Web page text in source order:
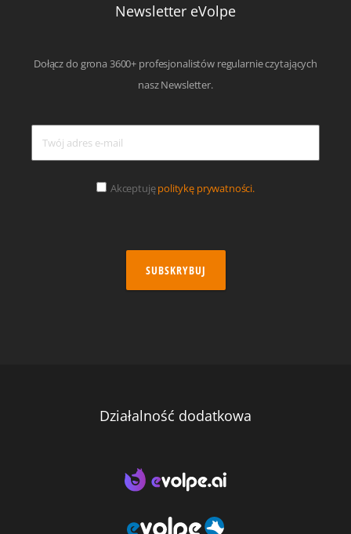
Newsletter eVolpe
Dołącz do grona 3600+ profesjonalistów regularnie czytających
nasz Newsletter.
Akceptujępolitykę prywatności.
SUBSKRYBUJ
Działalność dodatkowa